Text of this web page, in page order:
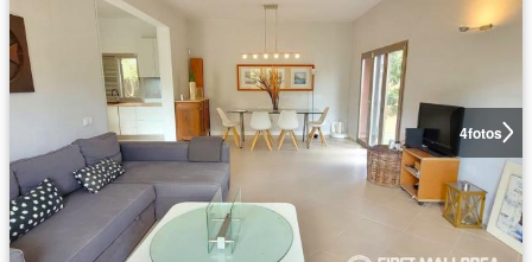
4fotos